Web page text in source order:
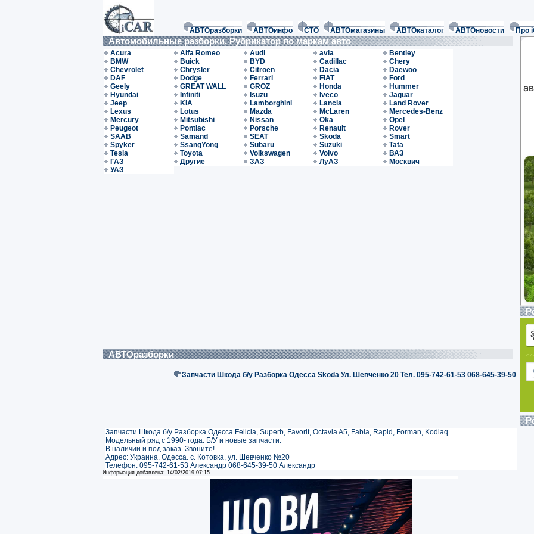
АВТОразборки АВТОинфо СТО АВТОмагазины АВТОкаталог АВТОновости Про
Автомобильные разборки. Рубрикатор по маркам авто
Acura Alfa Romeo Audi avia
Bentley
BMW
Buick BYD Cadillac
Chery
Chevrolet
Chrysler Citroen Dacia
Daewoo
DAF
Dodge Ferrari FIAT
Ford
Geely
GREAT WALL GROZ Honda
Hummer
Hyundai
Infiniti Isuzu Iveco
Jaguar
Jeep
KIA Lamborghini Lancia
Land Rover
Lexus
Lotus Mazda McLaren
Mercedes-Benz
Mercury
Mitsubishi Nissan Oka
Opel
Peugeot
Pontiac Porsche Renault
Rover
SAAB
Samand SEAT Skoda
Smart
Spyker
SsangYong Subaru Suzuki
Tata
Tesla
Toyota Volkswagen Volvo
ВАЗ
ГАЗ
Другие ЗАЗ ЛуАЗ
Москвич
УАЗ
АВТОразборки
Запчасти Шкода б/у Разборка Одесса Skoda Ул. Шевченко 20 Тел. 095-742-61-53 068-645-39-50
Запчасти Шкода б/у Разборка Одесса Felicia, Superb, Favorit, Octavia A5, Fabia, Rapid, Forman, Kodiaq.
Модельный ряд с 1990- года. Б/У и новые запчасти.
В наличии и под заказ. Звоните!
Адрес: Украина. Одесса. с. Котовка, ул. Шевченко №20
Телефон: 095-742-61-53 Александр 068-645-39-50 Александр
Информация добавлена: 14/02/2019 07:15